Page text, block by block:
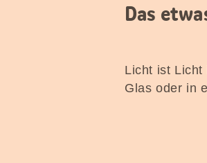
Das
Licht ist Licht
Glas oder in